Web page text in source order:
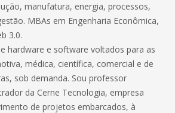
manufatura, energia, processos,
MBAs em Engenharia Econômica,
3.0.
hardware e software voltados para as
médica, científica, comercial e de
sob demanda. Sou professor
da Cerne Tecnologia, empresa
de projetos embarcados, à